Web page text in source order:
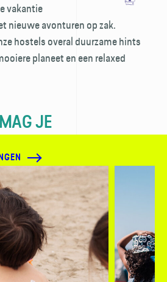
vakantie
nieuwe avonturen op zak.
hostels overal duurzame hints
planeet en een relaxed
JE